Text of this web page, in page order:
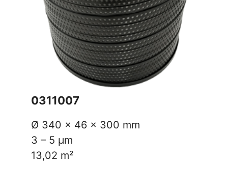
0311007
Ø 340 x 46 x 300 mm
3 – 5 µm
13,02 m²